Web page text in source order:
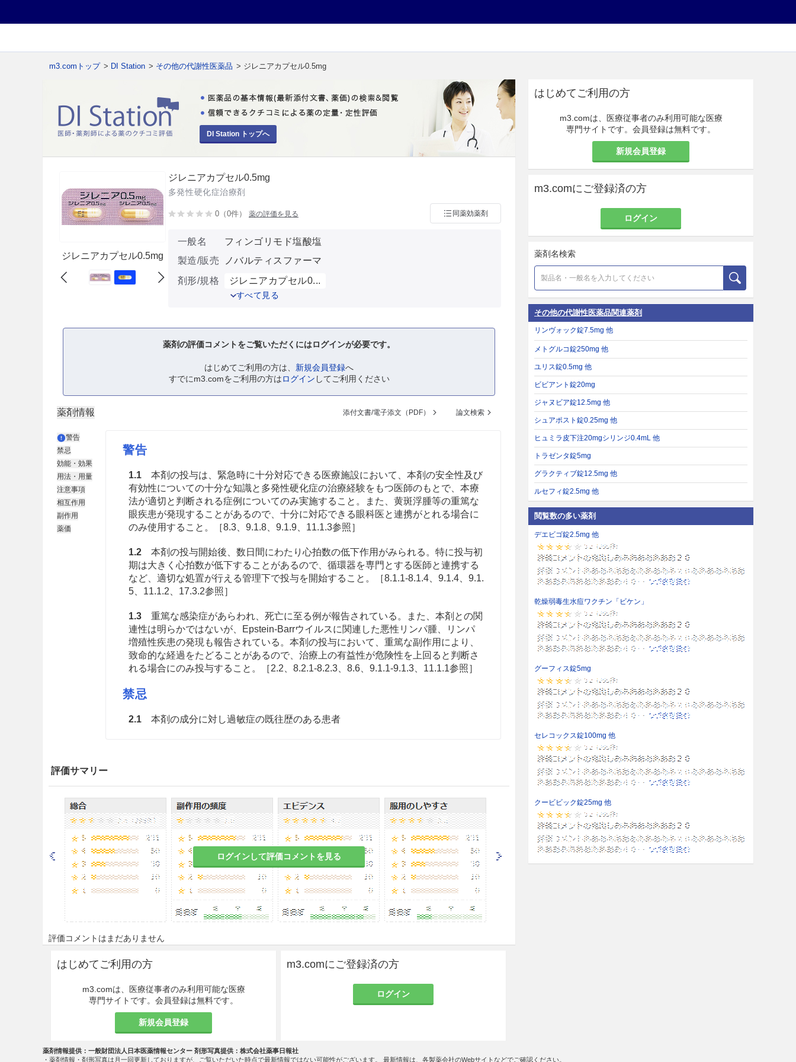
m3.comトップ > DI Station > その他の代謝性医薬品 > ジレニアカプセル0.5mg
DI Station トップへ
ジレニアカプセル0.5mg
ジレニアカプセル0.5mg
多発性硬化症治療剤
0（0件） 薬の評価を見る 同薬効薬剤
一般名
フィンゴリモド塩酸塩
製造/販売
ノバルティスファーマ
剤形/規格
ジレニアカプセル0...
すべて見る
薬剤の評価コメントをご覧いただくにはログインが必要です。
はじめてご利用の方は、 新規会員登録へ
すでにm3.comをご利用の方はログイン してご利用ください
薬剤情報 添付文書/電子添文（PDF） 論文検索
警告
禁忌
効能・効果
用法・用量
注意事項
相互作用
副作用
薬価
警告
1.1本剤の投与は、緊急時に十分対応できる医療施設において、本剤の安全性及び
有効性についての十分な知識と多発性硬化症の治療経験をもつ医師のもとで、本療
法が適切と判断される症例についてのみ実施すること。また、黄斑浮腫等の重篤な
眼疾患が発現することがあるので、十分に対応できる眼科医と連携がとれる場合に
のみ使用すること。［8.3、9.1.8、9.1.9、11.1.3参照］
1.2本剤の投与開始後、数日間にわたり心拍数の低下作用がみられる。特に投与初
期は大きく心拍数が低下することがあるので、循環器を専門とする医師と連携する
など、適切な処置が行える管理下で投与を開始すること。［8.1.1-8.1.4、9.1.4、9.1.
5、11.1.2、17.3.2参照］
1.3重篤な感染症があらわれ、死亡に至る例が報告されている。また、本剤との関
連性は明らかではないが、Epstein-Barrウイルスに関連した悪性リンパ腫、リンパ
増殖性疾患の発現も報告されている。本剤の投与において、重篤な副作用により、
致命的な経過をたどることがあるので、治療上の有益性が危険性を上回ると判断さ
れる場合にのみ投与すること。［2.2、8.2.1-8.2.3、8.6、9.1.1-9.1.3、11.1.1参照］
禁忌
2.1本剤の成分に対し過敏症の既往歴のある患者
2.5クラスIa（キニジン、プロカインアミド等）又はクラスIII（アミオダロン、ソ
タロール等）抗不整脈剤を投与中の患者［10.1参照］
効能・効果
多発性硬化症の再発予防及び身体的障害の進行抑制
用法・容量
通常、成人にはフィンゴリモドとして1日1回0.5mgを経口投与する。
注意事項
重要な基本的注意
8.1本剤の投与開始時には心拍数低下、房室伝導の遅延が生じることがあるため、
本剤投与開始前及び投与中は以下の点に注意すること。
び初回投与6時間後に12誘導心電図を測定すること。また、初回投与後24時間は心
評価サマリー
ログインして評価コメントを見る
評価コメントはまだありません
はじめてご利用の方
m3.comは、医療従事者のみ利用可能な医療
専門サイトです。会員登録は無料です。
新規会員登録
m3.comにご登録済の方
ログイン
はじめてご利用の方
m3.comは、医療従事者のみ利用可能な医療
専門サイトです。会員登録は無料です。
新規会員登録
m3.comにご登録済の方
ログイン
薬剤名検索
その他の代謝性医薬品関連薬剤
リンヴォック錠7.5mg 他
メトグルコ錠250mg 他
ユリス錠0.5mg 他
ビビアント錠20mg
ジャヌビア錠12.5mg 他
シュアポスト錠0.25mg 他
ヒュミラ皮下注20mgシリンジ0.4mL 他
トラゼンタ錠5mg
グラクティブ錠12.5mg 他
ルセフィ錠2.5mg 他
閲覧数の多い薬剤
デエビゴ錠2.5mg 他
乾燥弱毒生水痘ワクチン「ビケン」
グーフィス錠5mg
セレコックス錠100mg 他
クービビック錠25mg 他
薬剤情報提供：一般財団法人日本医薬情報センター 剤形写真提供：株式会社薬事日報社
・薬剤情報・剤形写真は月一回更新しておりますが、ご覧いただいた時点で最新情報ではない可能性がございます。 最新情報は、各製薬会社のWebサイトなどでご確認ください。